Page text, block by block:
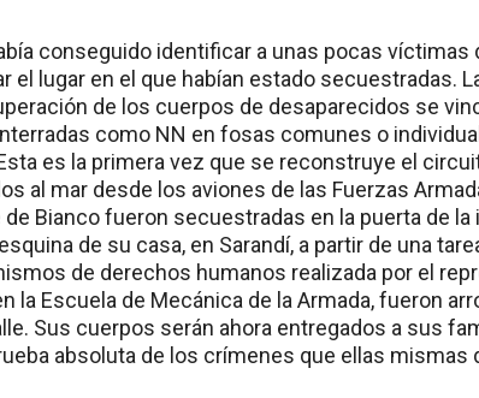
conseguido identificar a unas pocas
el lugar en el que habían estado secuestradas.
de los cuerpos de desaparecidos se
como NN en fosas comunes o
es la primera vez que se reconstruye el
al mar desde los aviones de las Fuerzas
de Bianco fueron secuestradas en la puerta de la
de su casa, en Sarandí, a partir de una
de derechos humanos realizada por el
la Escuela de Mecánica de la Armada, fueron
Sus cuerpos serán ahora entregados a sus
absoluta de los crímenes que ellas mismas